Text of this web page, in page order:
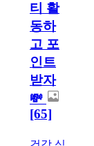
티 활
동하
고 포
인트
받자
💸
[65]